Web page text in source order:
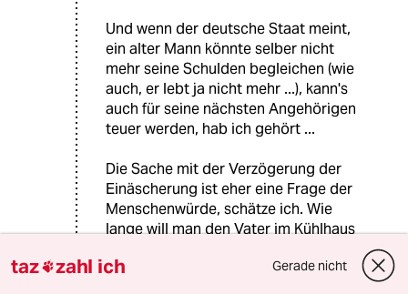
Und wenn der deutsche Staat meint,
ein alter Mann könnte selber nicht
mehr seine Schulden begleichen (wie
auch, er lebt ja nicht mehr ...), kann's
auch für seine nächsten Angehörigen
teuer werden, hab ich gehört ...
Die Sache mit der Verzögerung der
Einäscherung ist eher eine Frage der
Menschenwürde, schätze ich. Wie
lange will man den Vater im Kühlhaus
taz zahl ich Gerade nicht